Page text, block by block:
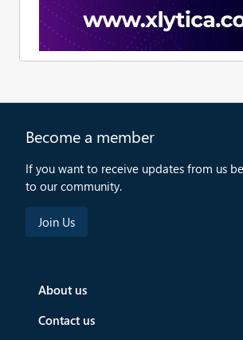
Become a member
If you want to receive updates from us
to our community.
About us
Contact us